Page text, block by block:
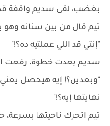
بغضب، لقى سديم واقفة
تيم قال من بين سنانه
"إنتي قد اللي عملتيه ده؟!"
سديم بعدت خطوة، رفعت
"وبعدين؟! إيه هيحصل
نهايتها إيه؟!"
تيم اتحرك ناحيتها